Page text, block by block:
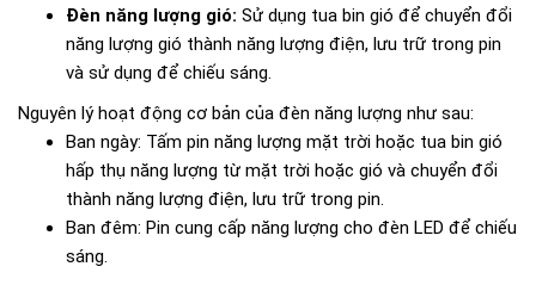
Đèn năng lượng gió: Sử dụng tua bin gió để chuyển đổi
năng lượng gió thành năng lượng điện, lưu trữ trong pin
và sử dụng để chiếu sáng.
Nguyên lý hoạt động cơ bản của đèn năng lượng như sau:
Ban ngày: Tấm pin năng lượng mặt trời hoặc tua bin gió
hấp thụ năng lượng từ mặt trời hoặc gió và chuyển đổi
thành năng lượng điện, lưu trữ trong pin.
Ban đêm: Pin cung cấp năng lượng cho đèn LED để chiếu
sáng.